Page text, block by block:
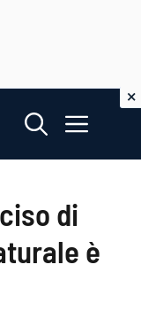
Menu
di
è